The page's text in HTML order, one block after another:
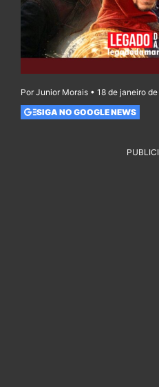
Por Junior Morais • 18 de janeiro
SIGA NO GOOGLE NEWS